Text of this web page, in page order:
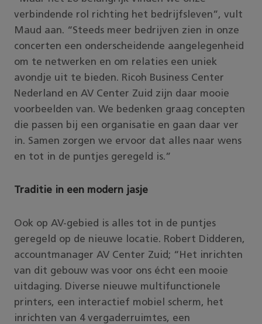
verbindende rol richting het bedrijfsleven”, vult
Maud aan. “Steeds meer bedrijven zien in onze
concerten een onderscheidende aangelegenheid
om te netwerken en om relaties een uniek
avondje uit te bieden. Ricoh Business Center
Nederland en AV Center Zuid zijn daar mooie
voorbeelden van. We bedenken graag concepten
die passen bij een organisatie en gaan daar ver
in. Samen zorgen we ervoor dat alles naar wens
en tot in de puntjes geregeld is.”
Traditie in een modern jasje
Ook op AV-gebied is alles tot in de puntjes
geregeld op de nieuwe locatie. Robert Didderen,
accountmanager AV Center Zuid; “Het inrichten
van dit gebouw was voor ons écht een mooie
uitdaging. Diverse nieuwe multifunctionele
printers, een interactief mobiel scherm, het
inrichten van 4 vergaderruimtes, een